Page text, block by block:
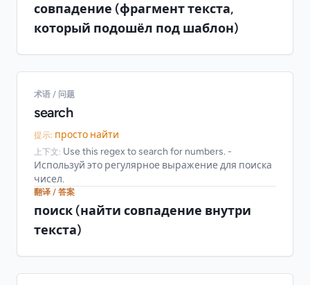
совпадение (фрагмент текста,
который подошёл под шаблон)
术语 / 问题
search
提示: просто найти
上下文: Use this regex to search for numbers. -
Используй это регулярное выражение для поиска
чисел.
翻译 / 答案
поиск (найти совпадение внутри
текста)